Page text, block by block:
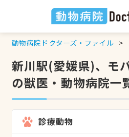
動物病院ドクターズ・ファイル
新川駅(愛媛県)、モ
の獣医・動物病院一
診療動物